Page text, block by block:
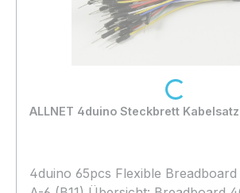
ALLNET 4duino Steckbrett Kabelsatz
4duino 65pcs Flexible
Loading...